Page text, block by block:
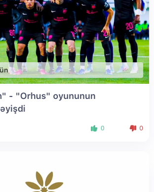
- "Orhus" oyununun
0 0